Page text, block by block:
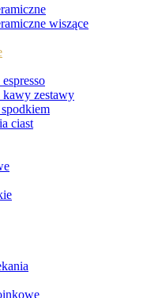
wiszące
zestawy
ciast